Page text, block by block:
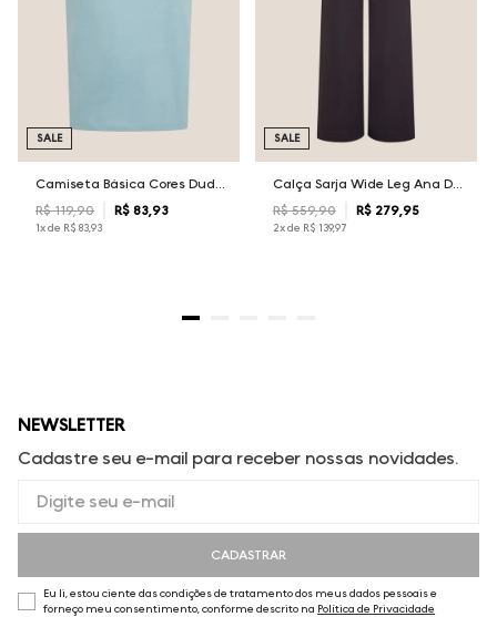
R$ 119,90 R$ 83, 93
1x de R$ 83,93
SALE
Calça Sarja Wide Leg Ana Dudalina Feminina
R$ 559,90 R$ 279, 95
2x de R$ 139,97
SALE
NEWSLETTER
Cadastre seu e-mail para receber nossas novidades.
CADASTRAR
Eu li, estou ciente das condições de tratamento dos meus dados pessoais e
forneço meu consentimento, conforme descrito na Política de Privacidade